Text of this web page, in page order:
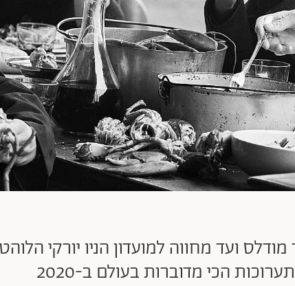
ועד מחווה למועדון הניו יורקי
הכי מדוברות בעולם ב-2020